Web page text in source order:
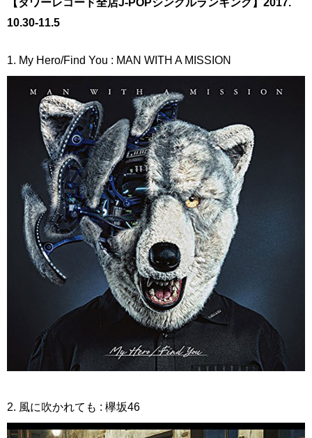
10.30-11.5
1. My Hero/Find You : MAN WITH A MISSION
2. 風に吹かれても : 欅坂46